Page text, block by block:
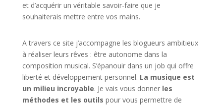
et d’acquérir un véritable savoir-faire que je
souhaiterais mettre entre vos mains.
A travers ce site j’accompagne les blogueurs ambitieux
à réaliser leurs rêves : être autonome dans la
composition musical. S’épanouir dans un job qui offre
liberté et développement personnel. La musique est
un milieu incroyable. Je vais vous donner les
méthodes et les outils pour vous permettre de